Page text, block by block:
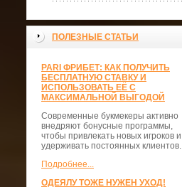
ПОЛЕЗНЫЕ СТАТЬИ
PARI ФРИБЕТ: КАК ПОЛУЧИТЬ
БЕСПЛАТНУЮ СТАВКУ И
ИСПОЛЬЗОВАТЬ ЕЁ С
МАКСИМАЛЬНОЙ ВЫГОДОЙ
Современные букмекеры активно
внедряют бонусные программы,
чтобы привлекать новых игроков и
удерживать постоянных клиентов.
Подробнее...
ОДЕЯЛУ ТОЖЕ НУЖЕН УХОД!